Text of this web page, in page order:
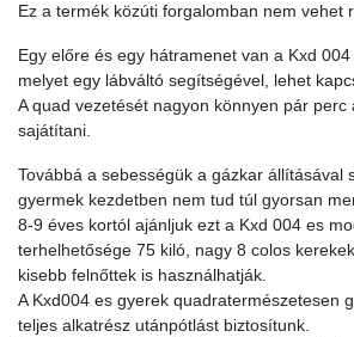
Ez a termék közúti forgalomban nem vehet
Egy előre és egy hátramenet van a Kxd 004
melyet egy lábváltó segítségével, lehet
A quad vezetését nagyon könnyen pár perc
sajátítani.
Továbbá a sebességük a gázkar állításával
gyermek kezdetben nem tud túl gyorsan
8-9 éves kortól ajánljuk ezt a Kxd 004 es
terhelhetősége 75 kiló, nagy 8 colos
kisebb felnőttek is használhatják.
A Kxd004 es gyerek quadratermészetesen
teljes alkatrész utánpótlást biztosítunk.